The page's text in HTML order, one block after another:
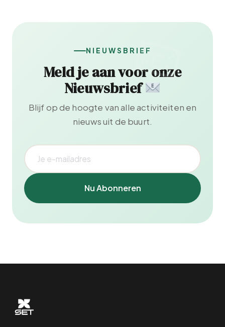
NIEUWSBRIEF
Meld je aan voor onze
Nieuwsbrief
Blijf op de hoogte van alle activiteiten en
nieuws uit de buurt.
Nu Abonneren